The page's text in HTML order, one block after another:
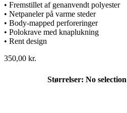
• Fremstillet af genanvendt polyester
• Netpaneler på varme steder
• Body-mapped perforeringer
• Polokrave med knaplukning
• Rent design
350,00 kr.
Størrelser: No selection